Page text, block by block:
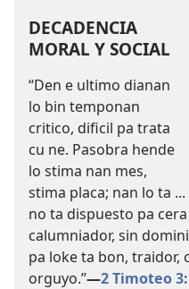
DECADENCIA
MORAL Y SOCIAL
“Den e ultimo dianan
lo bin temponan
critico, dificil pa trata
cu ne. Pasobra hende
lo stima nan mes,
stima placa; nan lo ta
no ta dispuesto pa
calumniador, sin
pa loke ta bon, traidor,
orguyo.”—2 Timoteo